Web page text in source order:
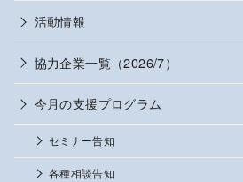
活動情報
協力企業一覧（2026/7）
今月の支援プログラム
セミナー告知
各種相談告知